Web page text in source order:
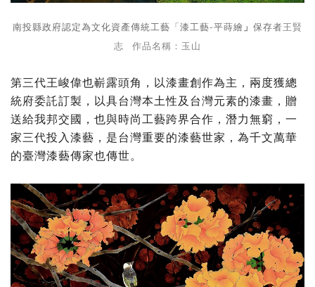
南投縣政府認定為文化資產傳統工藝「漆工藝-平蒔繪 」 保存者王賢
志 作品名稱：玉山
第三代王峻偉也嶄露頭角，以漆畫創作為主，兩度獲總
統府委託訂製，以具台灣本土性及台灣元素的漆畫，贈
送給我邦交國，也與時尚工藝跨界合作，潛力無窮，一
家三代投入漆藝，是台灣重要的漆藝世家，為千文萬華
的臺灣漆藝傳家也傳世。